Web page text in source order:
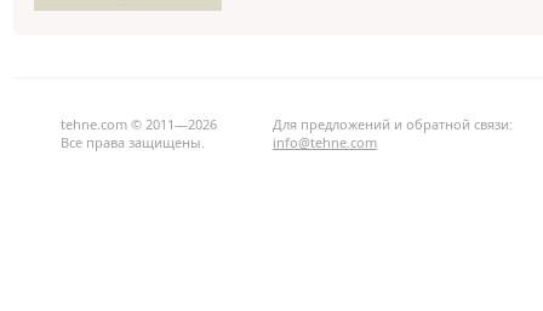
tehne.com © 2011—2026
Все права защищены.
Для предложений и обратной связи:
info@tehne.com